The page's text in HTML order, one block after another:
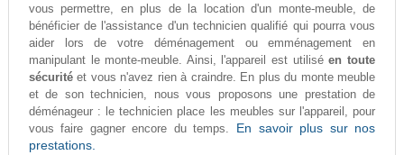
vous permettre, en plus de la location d'un monte-meuble, de
bénéficier de l'assistance d'un technicien qualifié qui pourra vous
aider lors de votre déménagement ou emménagement en
manipulant le monte-meuble. Ainsi, l'appareil est utiliséen toute
sécuritéet vous n'avez rien à craindre. En plus du monte meuble
et de son technicien, nous vous proposons une prestation de
déménageur : le technicien place les meubles sur l'appareil, pour
vous faire gagner encore du temps. En savoir plus sur nos
prestations.